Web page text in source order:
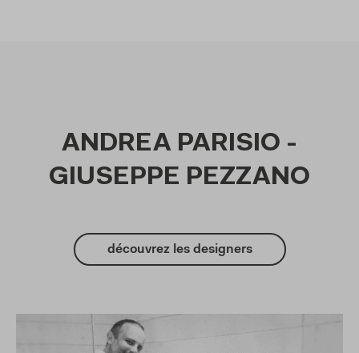
ANDREA PARISIO -
GIUSEPPE PEZZANO
découvrez les designers